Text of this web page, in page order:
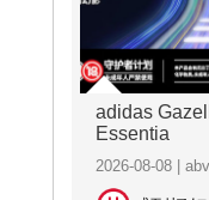
adidas
Essentia
2026-08-08 |